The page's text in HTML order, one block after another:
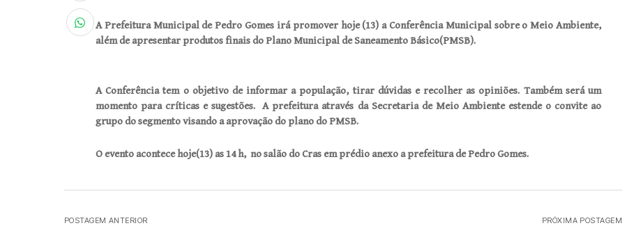
A Prefeitura Municipal de Pedro Gomes irá promover hoje (13) a Conferência Municipal sobre o Meio Ambiente,
além de apresentar produtos finais do Plano Municipal de Saneamento Básico(PMSB).
A Conferência tem o objetivo de informar a população, tirar dúvidas e recolher as opiniões. Também será um
momento para críticas e sugestões. A prefeitura através da Secretaria de Meio Ambiente estende o convite ao
grupo do segmento visando a aprovação do plano do PMSB.
O evento acontece hoje(13) as 14 h, no salão do Cras em prédio anexo a prefeitura de Pedro Gomes.
POSTAGEM ANTERIOR PRÓXIMA POSTAGEM